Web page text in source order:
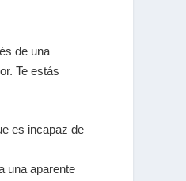
de una
Te estás
es incapaz de
una aparente